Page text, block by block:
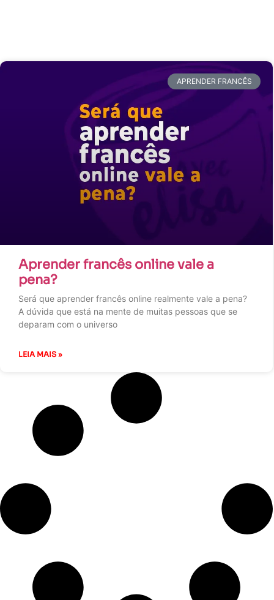
APRENDER FRANCÊS
Aprender francês online vale a
pena?
Será que aprender francês online realmente vale a pena?
A dúvida que está na mente de muitas pessoas que se
deparam com o universo
LEIA MAIS »